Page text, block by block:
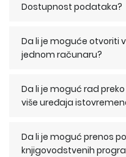
Dostupnost podataka?
Da li je moguće otvoriti
jednom računaru?
Da li je moguć rad
više uređaja
Da li je moguć prenos
knjigovodstvenih